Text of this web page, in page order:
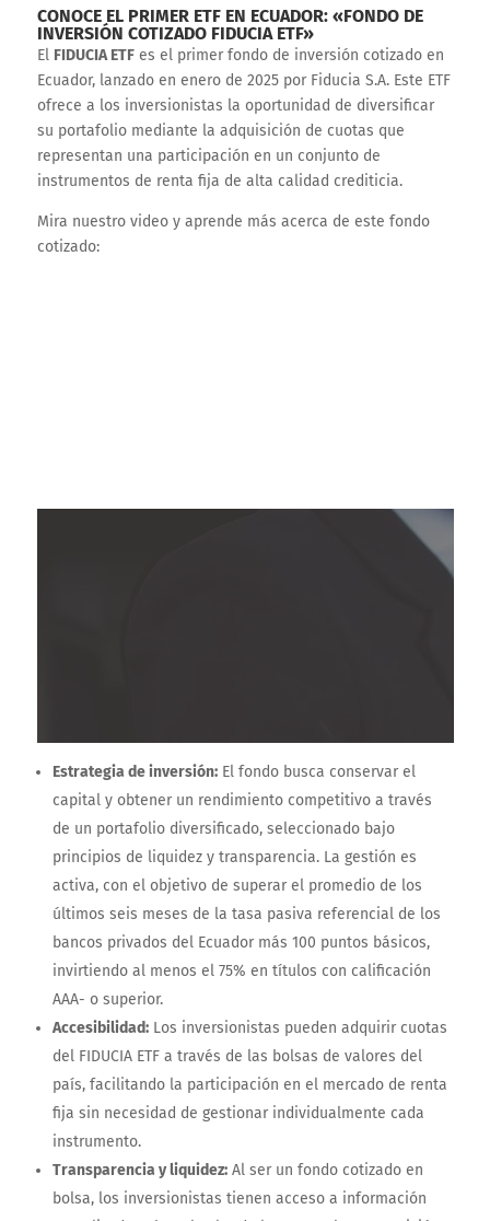
CONOCE EL PRIMER ETF EN ECUADOR: «FONDO DE
INVERSIÓN COTIZADO FIDUCIA ETF»
El FIDUCIA ETFes el primer fondo de inversión cotizado en
Ecuador, lanzado en enero de 2025 por Fiducia S.A. Este ETF
ofrece a los inversionistas la oportunidad de diversificar
su portafolio mediante la adquisición de cuotas que
representan una participación en un conjunto de
instrumentos de renta fija de alta calidad crediticia.
Mira nuestro video y aprende más acerca de este fondo
cotizado:
Estrategia de inversión:El fondo busca conservar el
capital y obtener un rendimiento competitivo a través
de un portafolio diversificado, seleccionado bajo
principios de liquidez y transparencia. La gestión es
activa, con el objetivo de superar el promedio de los
últimos seis meses de la tasa pasiva referencial de los
bancos privados del Ecuador más 100 puntos básicos,
invirtiendo al menos el 75% en títulos con calificación
AAA- o superior.
Accesibilidad:Los inversionistas pueden adquirir cuotas
del FIDUCIA ETF a través de las bolsas de valores del
país, facilitando la participación en el mercado de renta
fija sin necesidad de gestionar individualmente cada
instrumento.
Transparencia y liquidez:Al ser un fondo cotizado en
bolsa, los inversionistas tienen acceso a información